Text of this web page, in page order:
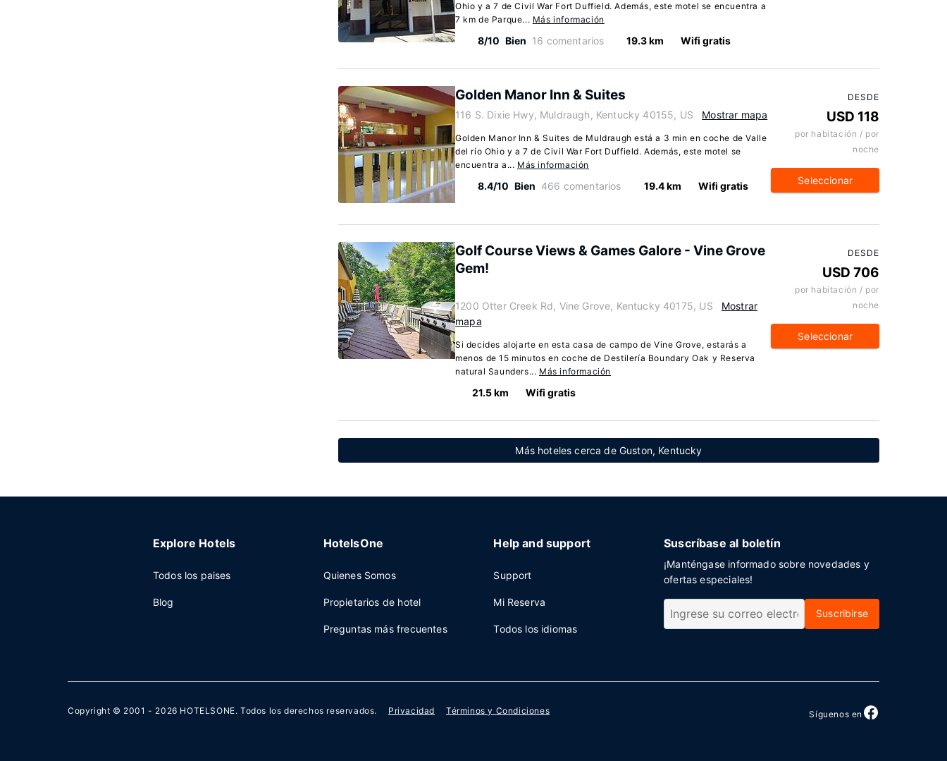
Ohio y a 7 de Civil War Fort Duffield. Además, este motel se encuentra a
7 km de Parque... Más información
8/10 Bien 16 comentarios 19.3 km Wifi gratis
Golden Manor Inn & Suites
116 S. Dixie Hwy, Muldraugh, Kentucky 40155, US Mostrar mapa
Golden Manor Inn & Suites de Muldraugh está a 3 min en coche de Valle
del río Ohio y a 7 de Civil War Fort Duffield. Además, este motel se
encuentra a... Más información
8.4/10 Bien 466 comentarios 19.4 km Wifi gratis
DESDE
USD 118
por habitación / por
noche
Seleccionar
Golf Course Views & Games Galore - Vine Grove
Gem!
1200 Otter Creek Rd, Vine Grove, Kentucky 40175, US
Mostrar
mapa
Si decides alojarte en esta casa de campo de Vine Grove, estarás a
menos de 15 minutos en coche de Destilería Boundary Oak y Reserva
natural Saunders... Más información
21.5 km Wifi gratis
DESDE
USD 706
por habitación / por
noche
Seleccionar
Más hoteles cerca de Guston, Kentucky
Explore Hotels
Todos los paises
Blog
HotelsOne
Quienes Somos
Propietarios de hotel
Preguntas más frecuentes
Help and support
Support
Mi Reserva
Todos los idiomas
Suscríbase al boletín
¡Manténgase informado sobre novedades y
ofertas especiales!
Suscribirse
Copyright © 2001 - 2026 HOTELSONE. Todos los derechos reservados. Privacidad Términos y Condiciones Síguenos en